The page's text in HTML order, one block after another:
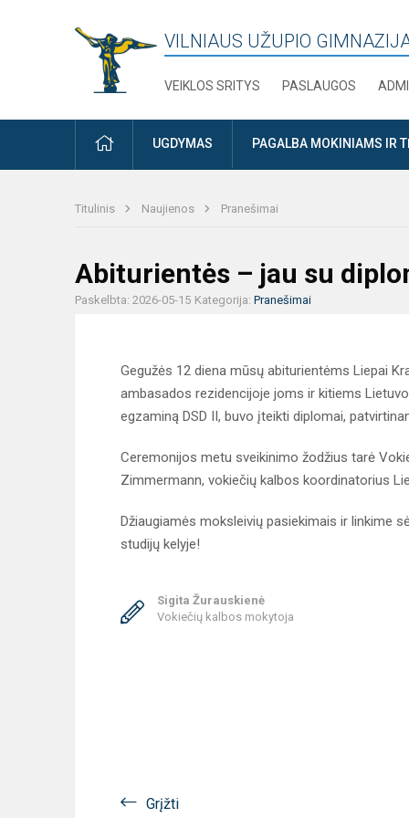
VILNIAUS UŽUPIO
VEIKLOS SRITYS PASLAUGOS
PRADŽIAUGDYMAS PAGALBA MOKINIAMS IR
Titulinis Naujienos Pranešimai
Abiturientės – jau su
Paskelbta: 2026-05-15 Kategorija: Pranešimai
Gegužės 12 diena mūsų abiturientėms Liepai
ambasados rezidencijoje joms ir kitiems
egzaminą DSD II, buvo įteikti diplomai,
Ceremonijos metu sveikinimo žodžius tarė
Zimmermann, vokiečių kalbos koordinatorius
Džiaugiamės moksleivių pasiekimais ir linkime
studijų kelyje!
Sigita Žurauskienė
Vokiečių kalbos mokytoja
Grįžti